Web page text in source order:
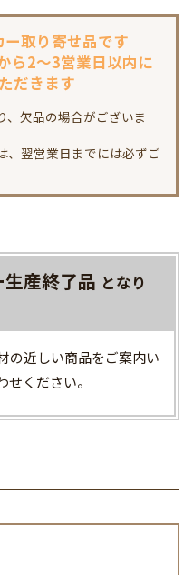
ー取り寄せ品です
ら2～3営業日以内に
だきます
欠品の場合がございま
翌営業日までには必ずご
産終了品 となり
の近しい商品をご案内い
ください。